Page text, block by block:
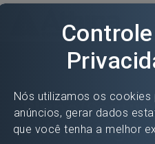
Plano/Seguro
Odontológico